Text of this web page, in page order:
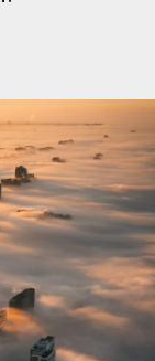
оголошення,
що